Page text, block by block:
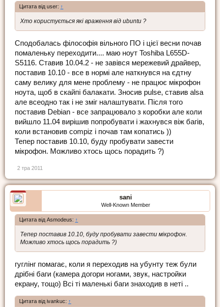
Цитата від user: ↑
Хто користується які враження від ubuntu ?
Сподобалась філософія вільного ПО і цієї весни почав
помаленьку переходити.... маю ноут Toshiba L655D-
S5116. Ставив 10.04.2 - не завівся мережевий драйвер,
поставив 10.10 - все в нормі але наткнувся на єдтну
саму велику для мене проблему - не працює мікрофон
ноута, щоб в скайпі балакати. Зносив pulse, ставив alsa
але всеодно так і не зміг налаштувати. Після того
поставив Debian - все запрацювало з коробки але коли
вийшло 11.04 вирішив попробувати і жахнувся віж багів,
коли встановив compiz і почав там копатись ))
Тепер поставив 10.10, буду пробувати завести
мікрофон. Можливо хтось щось порадить ?)
2 тра 2011
sani
Well-Known Member
Цитата від Asmodeus: ↑
Тепер поставив 10.10, буду пробувати завести мікрофон.
Можливо хтось щось порадить ?)
гуглінг помагає, коли я переходив на убунту теж були
дрібні баги (камера догори ногами, звук, настройки
екрану, тощо) Всі ті маленькі баги знаходив в неті ..
Цитата від ivankuc: ↑